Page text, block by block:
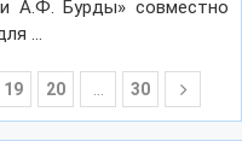
А.Ф. Бурды» совместно
…
19 20 30